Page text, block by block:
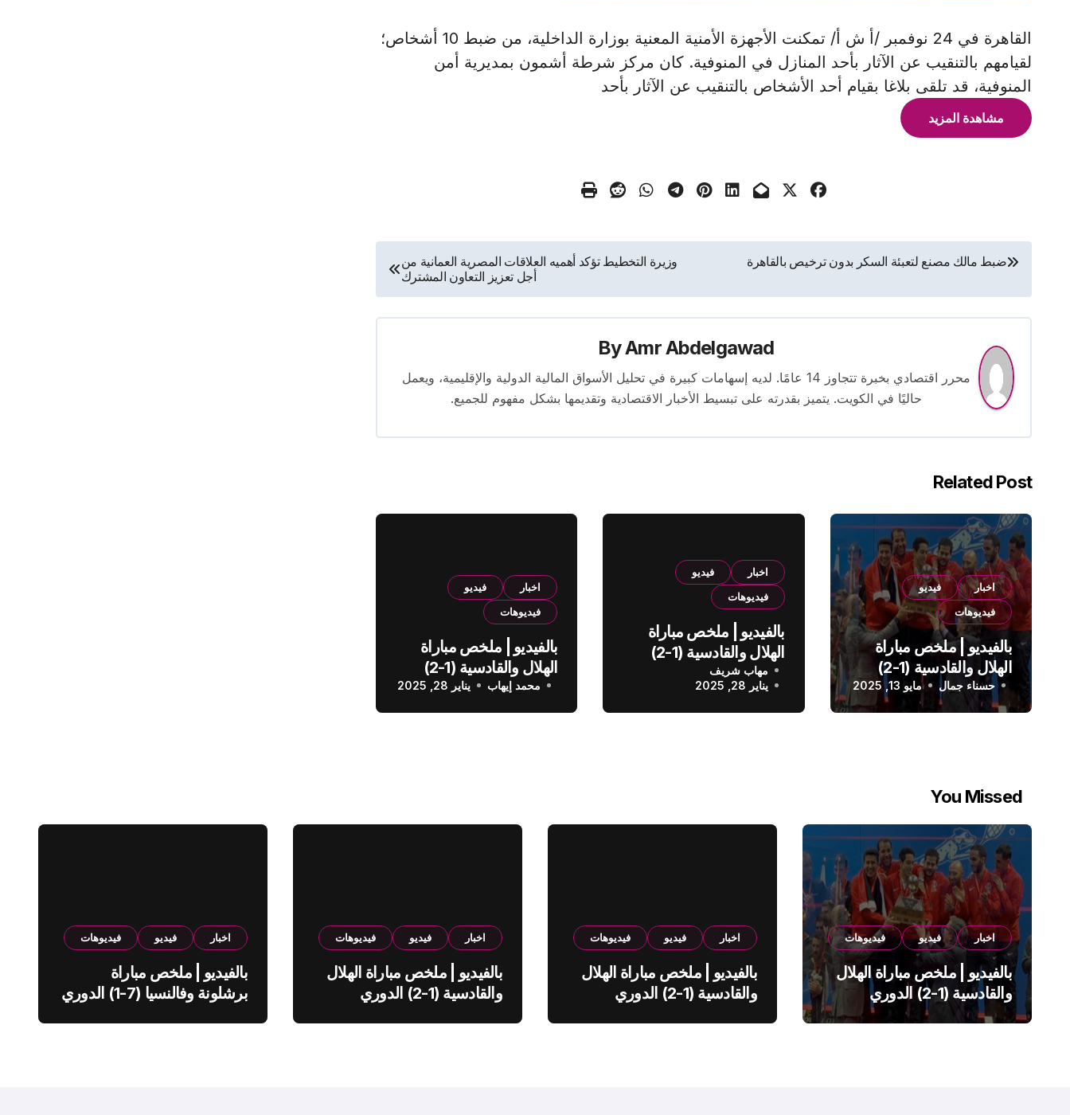
القاهرة في 24 نوفمبر /أ ش أ/ تمكنت الأجهزة الأمنية المعنية بوزارة الداخلية، من ضبط 10 أشخاص؛
لقيامهم بالتنقيب عن الآثار بأحد المنازل في المنوفية. كان مركز شرطة أشمون بمديرية أمن
المنوفية، قد تلقى بلاغا بقيام أحد الأشخاص بالتنقيب عن الآثار بأحد
مشاهدة المزيد
تصفّح
المقالات
ضبط مالك مصنع لتعبئة السكر بدون ترخيص بالقاهرة
وزيرة التخطيط تؤكد أهميه العلاقات المصرية العمانية من
أجل تعزيز التعاون المشترك
ByAmr Abdelgawad
محرر اقتصادي بخبرة تتجاوز 14 عامًا. لديه إسهامات كبيرة في تحليل الأسواق المالية الدولية والإقليمية، ويعمل
حاليًا في الكويت. يتميز بقدرته على تبسيط الأخبار الاقتصادية وتقديمها بشكل مفهوم للجميع.
Related Post
اخبار
فيديو
فيديوهات
بالفيديو | ملخص مباراة
الهلال والقادسية (1-2)
الدوري السعودي
حسناء جمال مايو 13, 2025
اخبار
فيديو
فيديوهات
بالفيديو | ملخص مباراة
الهلال والقادسية (1-2)
الدوري السعودي
مهاب شريف
يناير 28, 2025
اخبار
فيديو
فيديوهات
بالفيديو | ملخص مباراة
الهلال والقادسية (1-2)
الدوري السعودي
محمد إيهاب يناير 28, 2025
You Missed
اخبار فيديو فيديوهات
بالفيديو | ملخص مباراة الهلال
والقادسية (1-2) الدوري
السعودي
اخبار فيديو فيديوهات
بالفيديو | ملخص مباراة الهلال
والقادسية (1-2) الدوري
اخبار فيديو فيديوهات
بالفيديو | ملخص مباراة الهلال
والقادسية (1-2) الدوري
اخبار فيديو فيديوهات
بالفيديو | ملخص مباراة
برشلونة وفالنسيا (7-1) الدوري